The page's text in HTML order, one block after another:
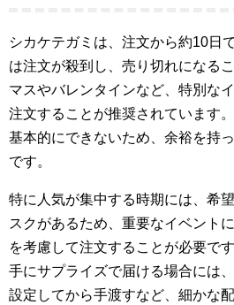
シカケテガミは、注文から約10日
は注文が殺到し、売り切れになる
マスやバレンタインなど、特別な
注文することが推奨されています
基本的にできないため、余裕を持
です。
特に人気が集中する時期には、希
スクがあるため、重要なイベント
を考慮して注文することが必要で
手にサプライズで届ける場合には
設定してから手渡すなど、細かな